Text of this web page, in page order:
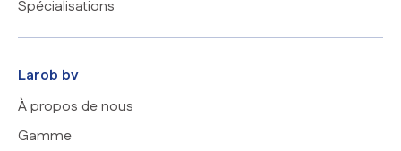
Larob bv
À propos de nous
Gamme
Spécialisations